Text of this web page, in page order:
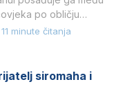
po obličju
11 minute čitanja
siromaha i